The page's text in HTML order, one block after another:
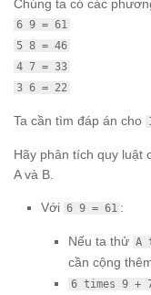
Chúng ta có các
6 9 = 61
5 8 = 46
4 7 = 33
3 6 = 22
Ta cần tìm đáp án cho
Hãy phân tích quy luật
A và B.
Với 6 9 = 61 :
Nếu ta thử A
cần cộng
6 times 9 +